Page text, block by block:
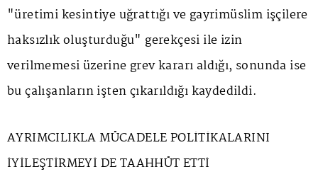
"üretimi kesintiye uğrattığı ve gayrimüslim işçilere
haksızlık oluşturduğu" gerekçesi ile izin
verilmemesi üzerine grev kararı aldığı, sonunda ise
bu çalışanların işten çıkarıldığı kaydedildi.
AYRIMCILIKLA MÜCADELE POLİTİKALARINI
İYİLEŞTİRMEYİ DE TAAHHÜT ETTİ